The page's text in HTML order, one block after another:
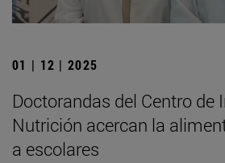
01 | 12 | 2025
Doctorandas del Centro de
Nutrición acercan la
a escolares